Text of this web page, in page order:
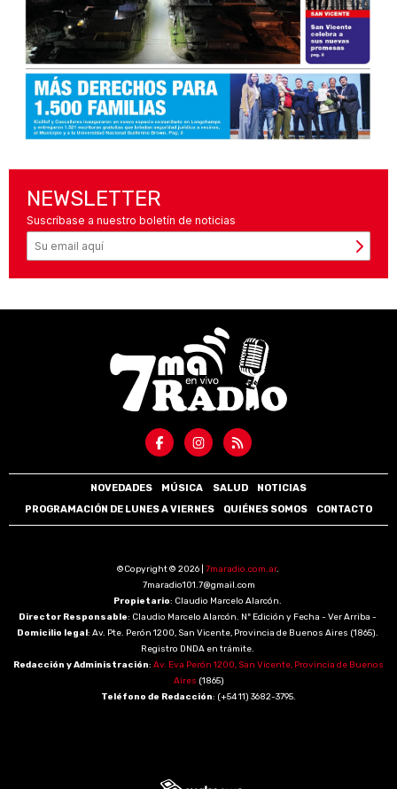
NEWSLETTER
Suscríbase a nuestro boletín de noticias
NOVEDADES MÚSICA SALUD
NOTICIAS
PROGRAMACIÓN DE LUNES A VIERNES
QUIÉNES SOMOS CONTACTO
©Copyright © 2026 | 7maradio.com.ar.
7maradio101.7@gmail.com
Propietario: Claudio Marcelo Alarcón.
Director Responsable: Claudio Marcelo Alarcón. Nº Edición y Fecha - Ver Arriba -
Domicilio legal: Av. Pte. Perón 1200, San Vicente, Provincia de Buenos Aires (1865).
Registro DNDA en trámite.
Redacción y Administración: Av. Eva Perón 1200, San Vicente, Provincia de Buenos
Aires (1865)
Teléfono de Redacción: (+54 11) 3682-3795.